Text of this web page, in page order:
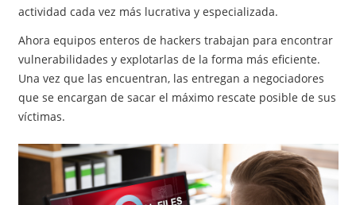
actividad cada vez más lucrativa y especializada.
Ahora equipos enteros de hackers trabajan para encontrar
vulnerabilidades y explotarlas de la forma más eficiente.
Una vez que las encuentran, las entregan a negociadores
que se encargan de sacar el máximo rescate posible de sus
víctimas.